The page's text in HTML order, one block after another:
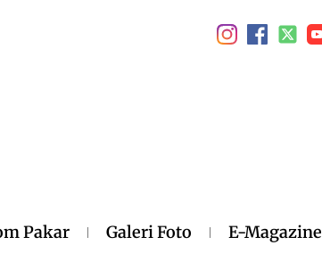
Pakar Galeri Foto E-Magazine